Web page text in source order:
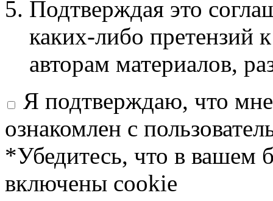
Подтверждая это
каких-либо претензий
авторам материалов,
Я подтверждаю, что
ознакомлен с
*Убедитесь, что в вашем
включены cookie